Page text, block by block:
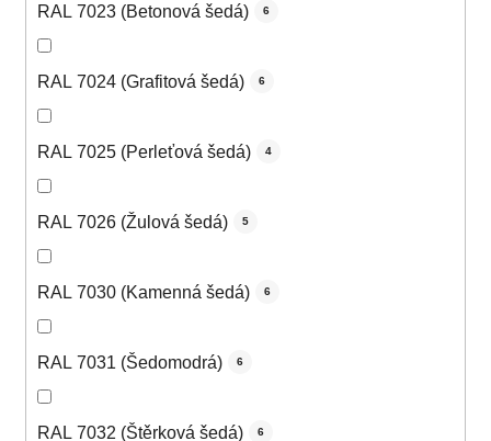
RAL 7023 (Betonová šedá) 6
RAL 7024 (Grafitová šedá) 6
RAL 7025 (Perleťová šedá) 4
RAL 7026 (Žulová šedá) 5
RAL 7030 (Kamenná šedá) 6
RAL 7031 (Šedomodrá) 6
RAL 7032 (Štěrková šedá) 6